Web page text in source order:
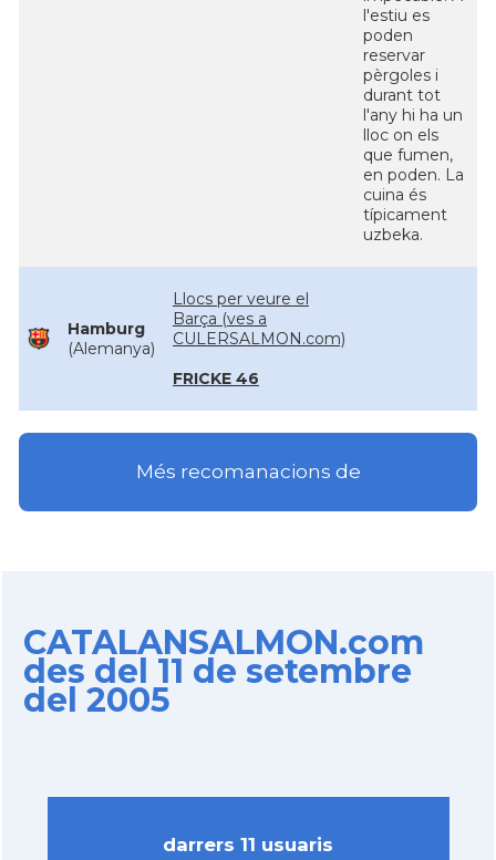
l'estiu es
poden
reservar
pèrgoles i
durant tot
l'any hi ha un
lloc on els
que fumen,
en poden. La
cuina és
típicament
uzbeka.
Hamburg
(Alemanya)
Llocs per veure el
Barça (ves a
CULERSALMON.com)
FRICKE 46
Més recomanacions de
CATALANSALMON.com
des del 11 de setembre
del 2005
darrers 11 usuaris